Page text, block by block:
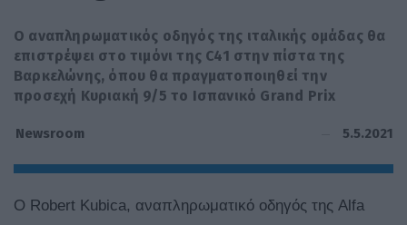
Ο αναπληρωματικός οδηγός της ιταλικής ομάδας θα
επιστρέψει στο τιμόνι της C41 στην πίστα της
Βαρκελώνης, όπου θα πραγματοποιηθεί την
προσεχή Κυριακή 9/5 το Ισπανικό Grand Prix
Newsroom 5.5.2021
Ο Robert Kubica, αναπληρωματικό οδηγός της Alfa